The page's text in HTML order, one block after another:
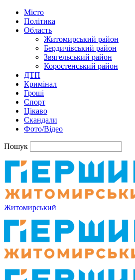
Місто
Політика
Область
Житомирський район
Бердичівський район
Звягельський район
Коростенський район
ДТП
Кримінал
Гроші
Спорт
Цікаво
Скандали
Фото/Відео
Пошук
Житомирський